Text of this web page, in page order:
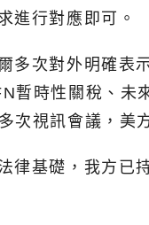
進行對應即可。
次對外明確
暫時性關稅、
視訊會議，
基礎，我方